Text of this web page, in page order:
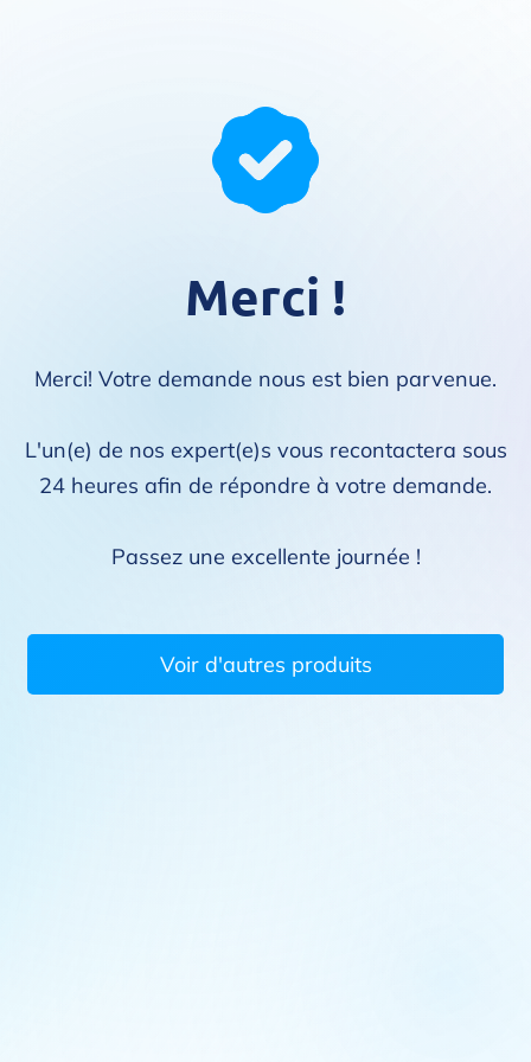
Merci !
Merci! Votre demande nous est bien parvenue.
L'un(e) de nos expert(e)s vous recontactera sous
24 heures afin de répondre à votre demande.
Passez une excellente journée !
Voir d'autres produits